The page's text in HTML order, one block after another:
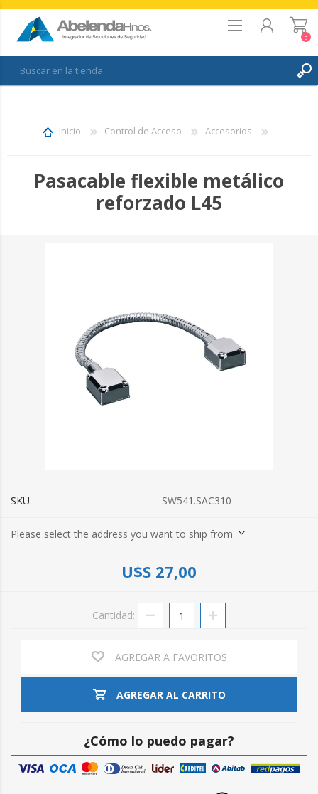
FAVORITOS
0
Inicio Control de Acceso Accesorios
Pasacable flexible metálico
reforzado L45
SKU: SW541.SAC310
Please select the address you want to ship from
U$S 27,00
Cantidad:
AGREGAR A FAVORITOS
AGREGAR AL CARRITO
¿Cómo lo puedo pagar?